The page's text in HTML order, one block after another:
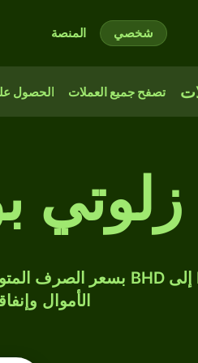
شخصي المنصة
تصفح جميع العملات الحصول
زلوتي
الأموال